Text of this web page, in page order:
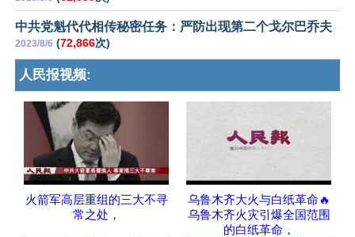
中共党魁代代相传秘密任务：严防出现第二个戈尔巴乔夫
2023/8/6 (72,866次)
人民报视频:
火箭军高层重组的三大不寻
常之处，
乌鲁木齐大火与白纸革命🔥
乌鲁木齐火灾引爆全国范围
的白纸革命，